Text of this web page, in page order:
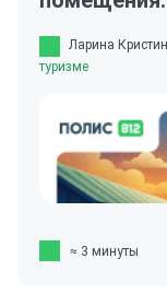
Ларина
туризме
≈ 3 минуты